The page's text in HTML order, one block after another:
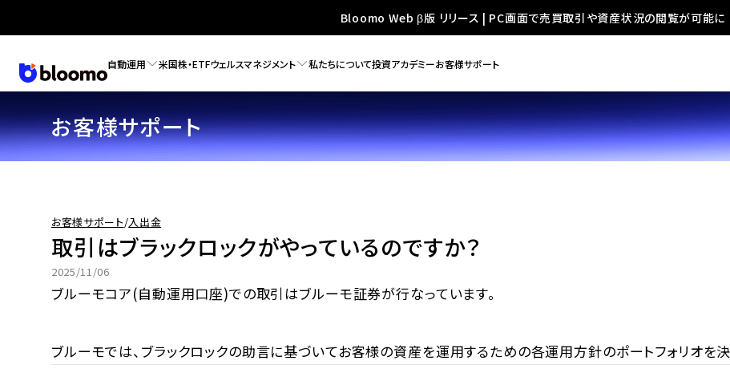
お客様サポート
お客様サポート/入出金
取引はブラックロックがやっているのですか？
2025/11/06
ブルーモコア(自動運用口座)での取引はブルーモ証券が行なっています。
ブルーモでは、ブラックロックの助言に基づいてお客様の資産を運用するための各運用方針のポートフォリオを
Bloomo Web β版 リリース | PC画面で売買取引や資産状況の閲覧が可能に
自動運用 米国株・ETFウェルスマネジメント 私たちについて投資アカデミーお客様サポート